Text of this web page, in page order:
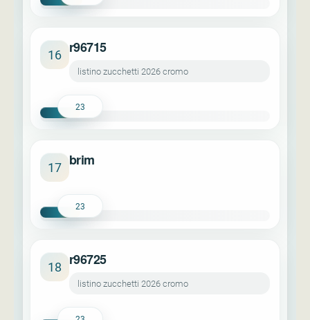
16 r96715
listino zucchetti 2026 cromo
23
17 brim
23
18 r96725
listino zucchetti 2026 cromo